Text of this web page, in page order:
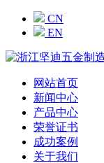
CN
EN
网站首页
新闻中心
产品中心
荣誉证书
成功案例
关于我们